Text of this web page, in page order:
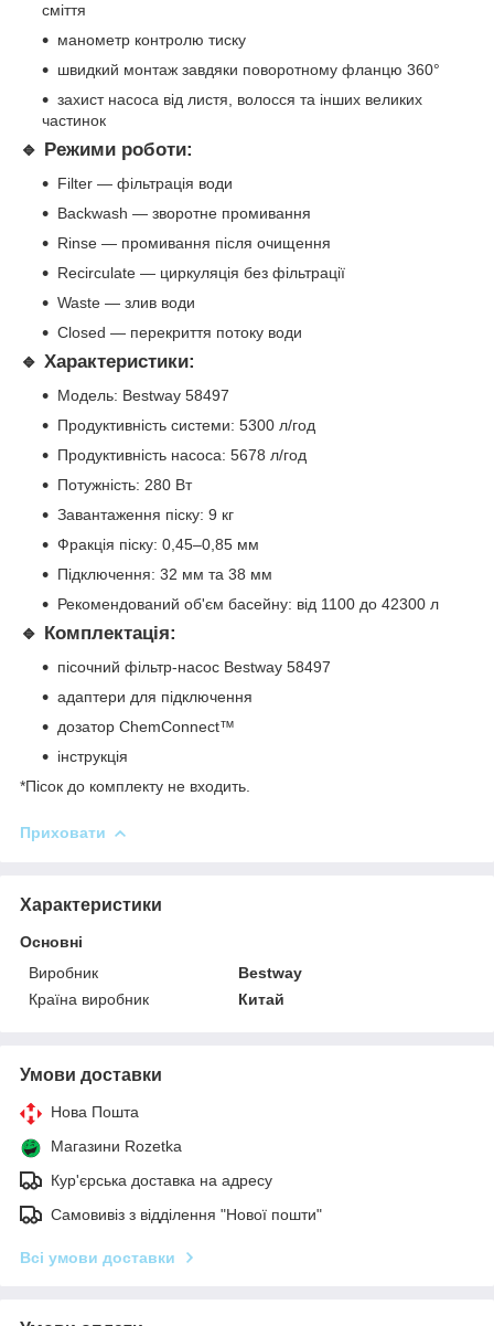
сміття
манометр контролю тиску
швидкий монтаж завдяки поворотному фланцю 360°
захист насоса від листя, волосся та інших великих
частинок
🔹 Режими роботи:
Filter — фільтрація води
Backwash — зворотне промивання
Rinse — промивання після очищення
Recirculate — циркуляція без фільтрації
Waste — злив води
Closed — перекриття потоку води
🔹 Характеристики:
Модель: Bestway 58497
Продуктивність системи: 5300 л/год
Продуктивність насоса: 5678 л/год
Потужність: 280 Вт
Завантаження піску: 9 кг
Фракція піску: 0,45–0,85 мм
Підключення: 32 мм та 38 мм
Рекомендований об'єм басейну: від 1100 до 42300 л
🔹 Комплектація:
пісочний фільтр-насос Bestway 58497
адаптери для підключення
дозатор ChemConnect™
інструкція
*Пісок до комплекту не входить.
Приховати
Характеристики
Основні
Виробник
Bestway
Країна виробник
Китай
Умови доставки
Нова Пошта
Магазини Rozetka
Кур'єрська доставка на адресу
Самовивіз з відділення "Нової пошти"
Всі умови доставки